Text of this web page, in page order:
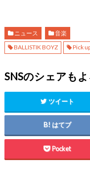
ニュース
音楽
BALLISTIK BOYZ
Pick
SNSのシェアも
ツイート
はてブ
Pocket